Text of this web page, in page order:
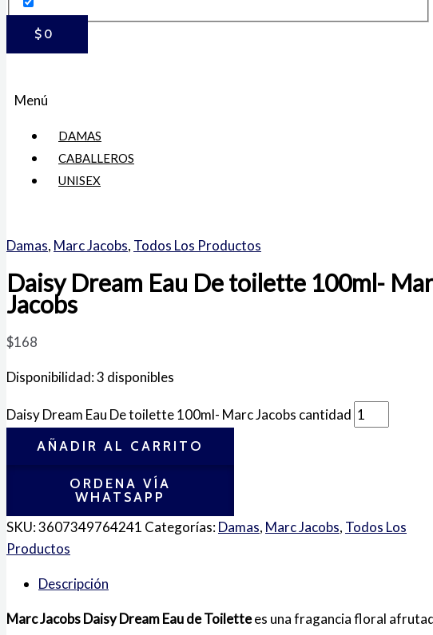
$ 0
Menú
DAMAS
CABALLEROS
UNISEX
Damas, Marc Jacobs, Todos Los Productos
Daisy Dream Eau De toilette 100ml-
Jacobs
$168
Disponibilidad:3 disponibles
Daisy Dream Eau De toilette 100ml- Marc Jacobs cantidad
AÑADIR AL CARRITO
ORDENA VÍA
WHATSAPP
SKU:3607349764241 Categorías:Damas, Marc Jacobs, Todos Los
Productos
Descripción
Marc Jacobs Daisy Dream Eau de Toilettees una fragancia floral